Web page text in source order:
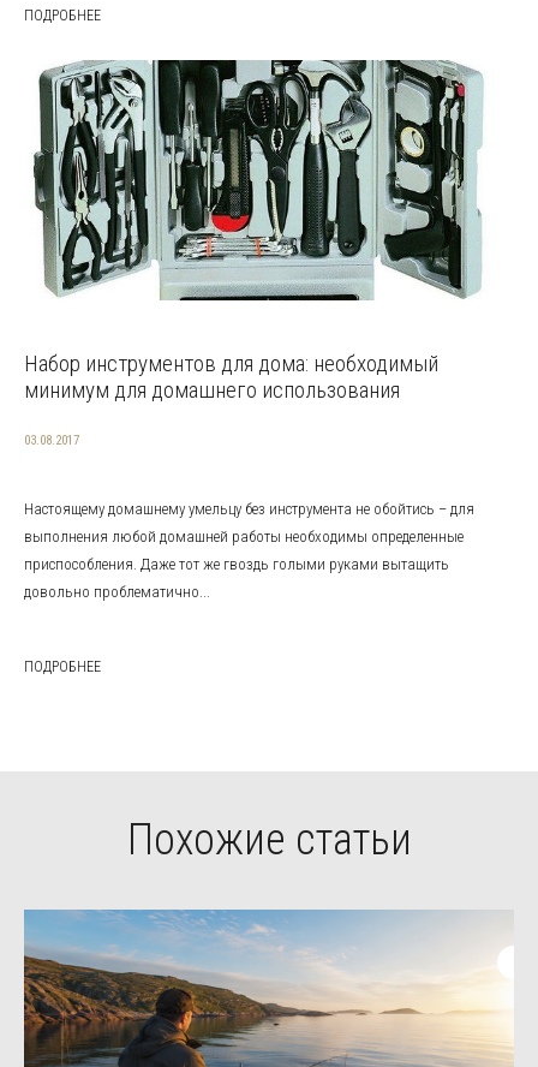
ПОДРОБНЕЕ
Набор инструментов для дома: необходимый
минимум для домашнего использования
03.08.2017
Настоящему домашнему умельцу без инструмента не обойтись – для
выполнения любой домашней работы необходимы определенные
приспособления. Даже тот же гвоздь голыми руками вытащить
довольно проблематично...
ПОДРОБНЕЕ
Похожие статьи